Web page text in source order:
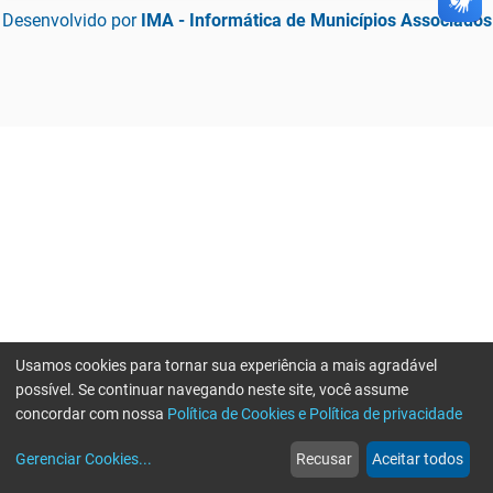
Desenvolvido por IMA - Informática de Municípios Associados
web
Notícias
more_horiz
Mais
Usamos cookies para tornar sua experiência a mais agradável
possível. Se continuar navegando neste site, você assume
concordar com nossa Política de Cookies e Política de privacidade
Gerenciar Cookies... Recusar Aceitar todos
Erro ao enviar informações, por favor tente novamente